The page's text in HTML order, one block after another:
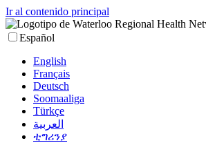
Ir al contenido principal
Español
English
Français
Deutsch
Soomaaliga
Türkçe
العربية‏
ቲግሪንያ